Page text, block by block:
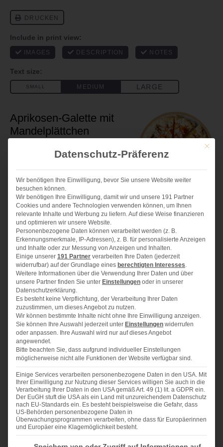
Aprikosen-Galette mit
Mandelplättchen
Andrea
ZUTATEN
1x 2x 3x
Mürbteig:
130 gButter
75 gPuderzucker
200 gMehl
75 ggemahlene Mandeln
Ei
Prise Salz
Füllung:
600 gAprikosen
EL Zucker
EL Speisestärke
– 4 EL Aprikosenmarmelade
Mandelplättchen zum Bestreuen
Eigelb
Mit
Datenschutz-Präferenz
Wir benötigen Ihre Einwilligung, bevor Sie unsere Website weiter
besuchen können.
Wir benötigen Ihre Einwilligung, damit wir und unsere 191 Partner
Cookies und andere Technologien verwenden können, um Ihnen
relevante Inhalte und Werbung zu liefern. Auf diese Weise finanzieren
und optimieren wir unsere Website.
Personenbezogene Daten können verarbeitet werden (z. B.
Erkennungsmerkmale, IP-Adressen), z. B. für personalisierte Anzeigen
und Inhalte oder zur Messung von Anzeigen und Inhalten.
Einige unserer 191 Partner verarbeiten Ihre Daten (jederzeit
widerrufbar) auf der Grundlage eines berechtigten Interesses.
Weitere Informationen über die Verwendung Ihrer Daten und über
unsere Partner finden Sie unter Einstellungen oder in unserer
Datenschutzerklärung.
Es besteht keine Verpflichtung, der Verarbeitung Ihrer Daten
zuzustimmen, um dieses Angebot zu nutzen.
Wir können bestimmte Inhalte nicht ohne Ihre Einwilligung anzeigen.
Sie können Ihre Auswahl jederzeit unter Einstellungen widerrufen
oder anpassen. Ihre Auswahl wird nur auf dieses Angebot
angewendet.
Bitte beachten Sie, dass aufgrund individueller Einstellungen
möglicherweise nicht alle Funktionen der Website verfügbar sind.
Einige Services verarbeiten personenbezogene Daten in den USA. Mit
Ihrer Einwilligung zur Nutzung dieser Services willigen Sie auch in die
Verarbeitung Ihrer Daten in den USA gemäß Art. 49 (1) lit. a GDPR ein.
Der EuGH stuft die USA als ein Land mit unzureichendem Datenschutz
nach EU-Standards ein. Es besteht beispielsweise die Gefahr, dass
US-Behörden personenbezogene Daten in
Überwachungsprogrammen verarbeiten, ohne dass für Europäerinnen
und Europäer eine Klagemöglichkeit besteht.
Im Folgenden finden Sie eine Liste der Zwecke des IAB Transparency and